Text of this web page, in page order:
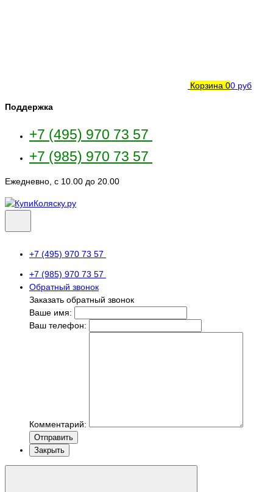
Корзина 00 руб
Поддержка
+7 (495) 970 73 57
+7 (985) 970 73 57
Ежедневно, с 10.00 до 20.00
+7 (495) 970 73 57
+7 (985) 970 73 57
Обратный звонок
Заказать обратный звонок
Ваше имя:
Ваш телефон:
Комментарий:
Отправить
Закрыть